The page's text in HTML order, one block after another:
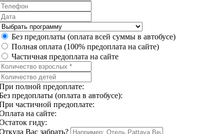
Без предоплаты (оплата всей суммы в автобусе)
Полная оплата (100% предоплата на сайте)
Частичная предоплата на сайте
полной предоплате:
предоплаты (оплата в автобусе):
частичной предоплате:
на сайте:
гиду:
Вас забрать?